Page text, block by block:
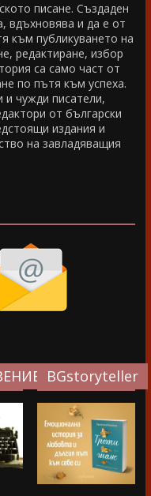
писане. Създаден
вдъхновява и да е от
към публикуването на
редактиране, избор
са само част от
по пътя към успеха.
и чужди писатели,
от български
издания и
на завладяващия
BGstoryteller